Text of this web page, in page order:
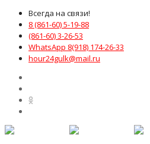
Всегда на связи!
8 (861-60) 5-19-88
(861-60) 3-26-53
WhatsApp 8(918) 174-26-33
hour24gulk@mail.ru